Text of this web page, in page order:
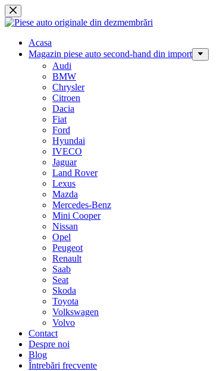
Sari
la
Acasa
Magazin piese auto second-hand din import
Audi
BMW
Chrysler
Citroen
Dacia
Fiat
Ford
Hyundai
IVECO
Jaguar
Land Rover
Lexus
Mazda
Mercedes-Benz
Mini Cooper
Nissan
Opel
Peugeot
Renault
Saab
Seat
Skoda
Toyota
Volkswagen
Volvo
Contact
Despre noi
Blog
Întrebări frecvente